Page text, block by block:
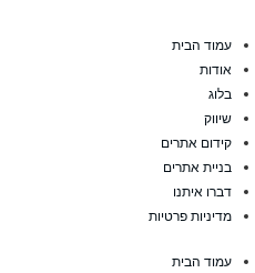
עמוד הבית
אודות
בלוג
שיווק
קידום אתרים
בניית אתרים
דברו איתנו
מדיניות פרטיות
עמוד הבית